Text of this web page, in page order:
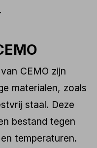
van CEMO zijn
materialen, zoals
staal. Deze
bestand tegen
temperaturen.